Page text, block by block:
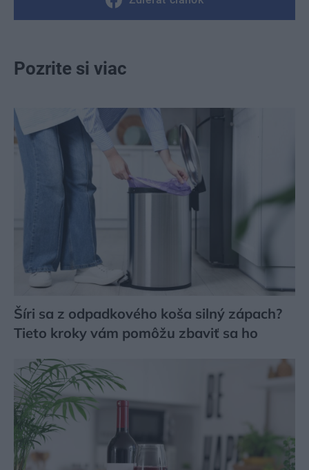
Pozrite si viac
Šíri sa z odpadkového koša silný zápach?
Tieto kroky vám pomôžu zbaviť sa ho